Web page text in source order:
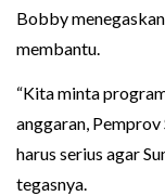
Bobby
membantu.
“Kita minta
anggaran,
harus serius agar
tegasnya.